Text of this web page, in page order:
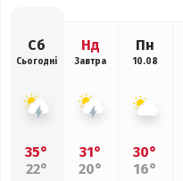
Сб
Сьогодні
35°
22°
Нд
Завтра
31°
20°
Пн
10.08
30°
16°